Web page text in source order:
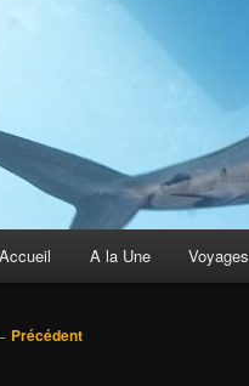
Accueil A la Une Voyages
Précédent